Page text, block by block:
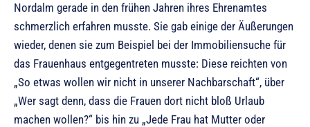
Nordalm gerade in den frühen Jahren ihres Ehrenamtes
schmerzlich erfahren musste. Sie gab einige der Äußerungen
wieder, denen sie zum Beispiel bei der Immobiliensuche für
das Frauenhaus entgegentreten musste: Diese reichten von
„So etwas wollen wir nicht in unserer Nachbarschaft“, über
„Wer sagt denn, dass die Frauen dort nicht bloß Urlaub
machen wollen?“ bis hin zu „Jede Frau hat Mutter oder